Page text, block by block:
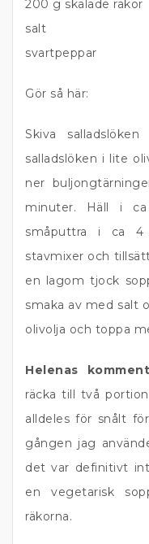
200 g skalade räkor
salt
svartpeppar
Gör så här:
Skiva
salladslöken i lite
ner
minuter. Häll i
småputtra i ca 4
stavmixer och
en lagom tjock
smaka av med salt
olivolja och toppa
Helenas
räcka till två
alldeles för snålt
gången jag
det var definitivt
en vegetarisk
räkorna.